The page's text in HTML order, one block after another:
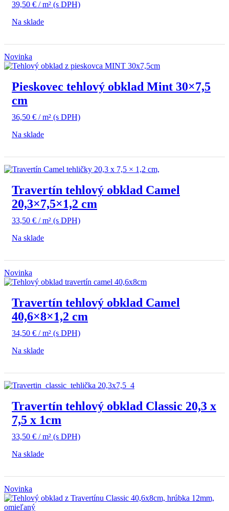
39,50 € / m² (s DPH)
Na sklade
Novinka
Pieskovec tehlový obklad Mint 30×7,5
cm
36,50 € / m² (s DPH)
Na sklade
Travertín tehlový obklad Camel
20,3×7,5×1,2 cm
33,50 € / m² (s DPH)
Na sklade
Novinka
Travertín tehlový obklad Camel
40,6×8×1,2 cm
34,50 € / m² (s DPH)
Na sklade
Travertín tehlový obklad Classic 20,3 x
7,5 x 1cm
33,50 € / m² (s DPH)
Na sklade
Novinka